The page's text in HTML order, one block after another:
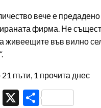
вече е
фирма. Не
живеещите във вилно
пъти, 1 прочита днес
LinkedIn
X Share